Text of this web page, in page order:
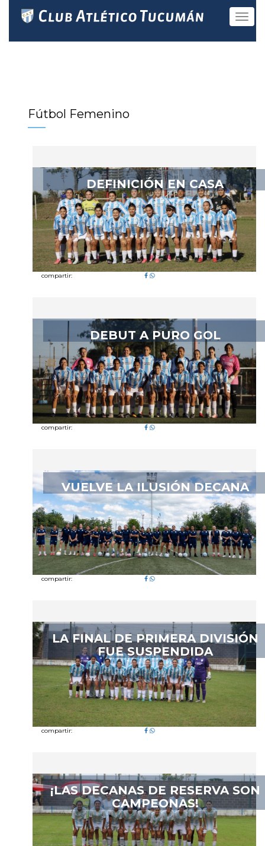
Toggle
Fútbol Femenino
DEFINICIÓN EN CASA
compartir:
DEBUT A PURO GOL
compartir:
VUELVE LA ILUSIÓN DECANA
compartir:
LA FINAL DE PRIMERA DIVISIÓN
FUE SUSPENDIDA
compartir:
¡LAS DECANAS DE RESERVA SON
CAMPEONAS!